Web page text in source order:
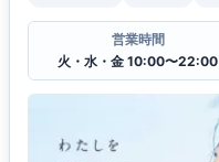
営業時間
火・水・金 10:00〜22:00